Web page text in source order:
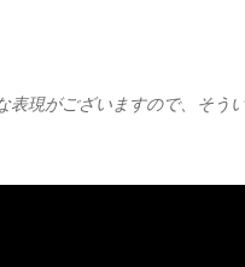
現がございますので、そう